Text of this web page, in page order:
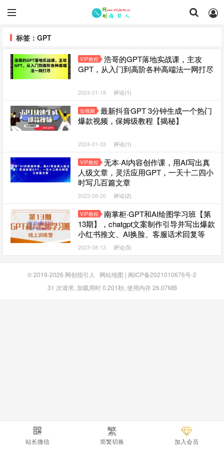
标签：GPT
VIP教程
浩哥的GPT落地实战课，主攻
GPT，从入门到高阶各种高端法一网打尽
2024-01-18 评论(1)
短视频
最新抖音GPT 3分钟生成一个热门
爆款视频，保姆级教程【揭秘】
2024-01-03 评论(1)
VIP教程
无本·AI内容创作课，用AI写出真
人级文章，灵活应用GPT，一天十二四小
时写几百篇文章
2023-09-20 评论(2)
VIP教程
南掌柜·GPT和AI绘图学习班【第
13期】，chatgpt文案制作引导并写出爆款
小红书推文、AI换脸、客服话术回复等
2023-08-13 评论(5)
© 2019-2026 网创指引人 网站地图 | 闽ICP备2021010676号-2
31 次请求, 加载用时 0.201秒, 使用内存 26.07MB
站长微信
繁
简繁切换 加入会员